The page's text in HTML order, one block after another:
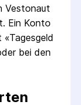
Vestonaut
Ein Konto
bei den